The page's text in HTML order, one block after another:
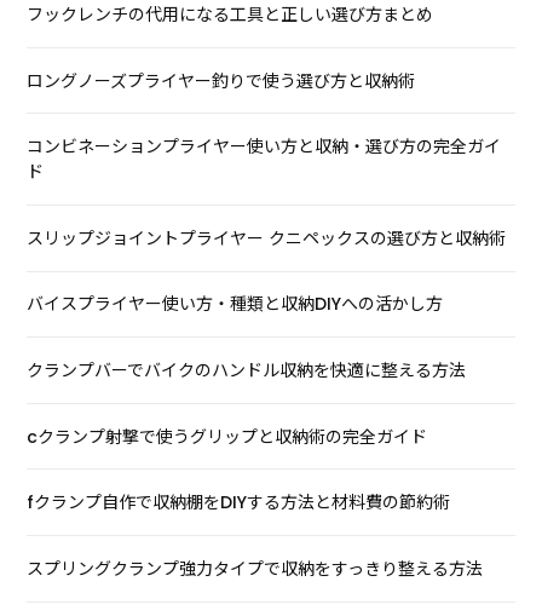
フックレンチの代用になる工具と正しい選び方まとめ
ロングノーズプライヤー釣りで使う選び方と収納術
コンビネーションプライヤー使い方と収納・選び方の完全ガイ
ド
スリップジョイントプライヤー クニペックスの選び方と収納術
バイスプライヤー使い方・種類と収納DIYへの活かし方
クランプバーでバイクのハンドル収納を快適に整える方法
cクランプ射撃で使うグリップと収納術の完全ガイド
fクランプ自作で収納棚をDIYする方法と材料費の節約術
スプリングクランプ強力タイプで収納をすっきり整える方法